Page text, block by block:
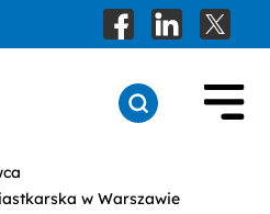
w Warszawie